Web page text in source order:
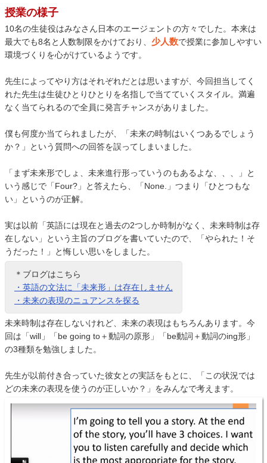
授業の様子
10名の生徒役はみなさん日本のエージェントの方々でした。本来は
最大でも8名と人数制限をかけており、少人数で授業に参加しやすい
環境づくりを心がけているようです。
先生によってやり方はそれぞれだとは思いますが、今回担当してく
れた先生は生徒ひとりひとりを名指しで当てていくスタイル。満遍
なく当てられるので全員に発言チャンスがありました。
僕も何度か当てられましたが、「未来の時制はいくつあるでしょう
か？」という質問への回答を誤ってしまいました。
「まず未来形でしょ、未来進行形っていうのもあるよな、、、」と
いう感じで「Four?」と答えたら、「None.」つまり「ひとつもな
い」というのが正解。
実は以前「英語には現在と過去の2つしか時制がなく、未来時制は存
在しない」という主旨のブログを書いていたので、「やられた！そ
うだった！」と悔しい思いをしました。
＊ブログはこちら
・英語の文法に「未来形」は存在しません
・未来の表現のニュアンスを探る
未来時制は存在しないけれど、未来の表現はもちろんあります。今
回は「will」「be going to＋動詞の原形」「be動詞＋動詞のing形」
の3種類を勉強しました。
先生が以前付き合っていた彼女との実話をもとに、「この状況では
どの未来の表現を使うのが正しいか？」をみんなで考えます。